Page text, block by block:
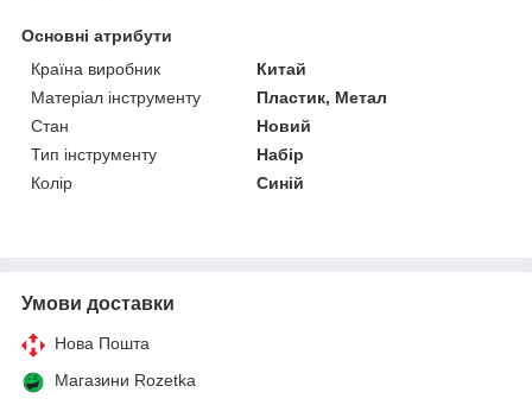
Основні атрибути
Країна виробник
Китай
Матеріал інструменту
Пластик, Метал
Стан
Новий
Тип інструменту
Набір
Колір
Синій
Умови доставки
Нова Пошта
Магазини Rozetka